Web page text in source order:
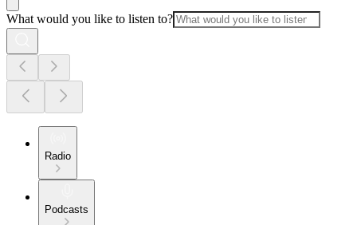
What would you like to listen to?
Radio
Podcasts